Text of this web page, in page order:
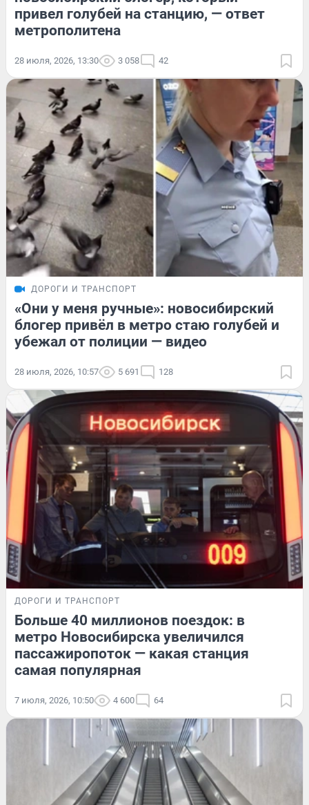
привел голубей на станцию, — ответ
метрополитена
28 июля, 2026, 13:30 3 058 42
ДОРОГИ И ТРАНСПОРТ
«Они у меня ручные»: новосибирский
блогер привёл в метро стаю голубей и
убежал от полиции — видео
28 июля, 2026, 10:57 5 691 128
ДОРОГИ И ТРАНСПОРТ
Больше 40 миллионов поездок: в
метро Новосибирска увеличился
пассажиропоток — какая станция
самая популярная
7 июля, 2026, 10:50 4 600 64